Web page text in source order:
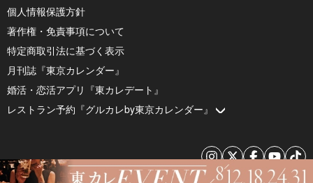
個人情報保護方針
著作権・免責事項について
特定商取引法に基づく表示
月刊誌『東京カレンダー』
婚活・恋活アプリ『東カレデート』
レストラン予約『グルカレby東京カレンダー』
© 2026 by Tokyo Calendar, Inc.